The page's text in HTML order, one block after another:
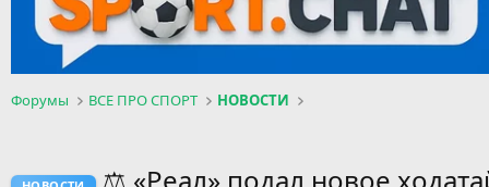
Форумы ВСЕ ПРО СПОРТ НОВОСТИ